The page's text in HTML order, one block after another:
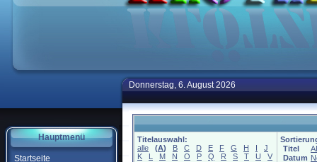
Hauptmenü
Startseite
Donnerstag, 6. August 2026
Titelauswahl:
alle
(A) B C D E F G H I
J
K
L M N O P Q R S T U
V
Titel
Datum